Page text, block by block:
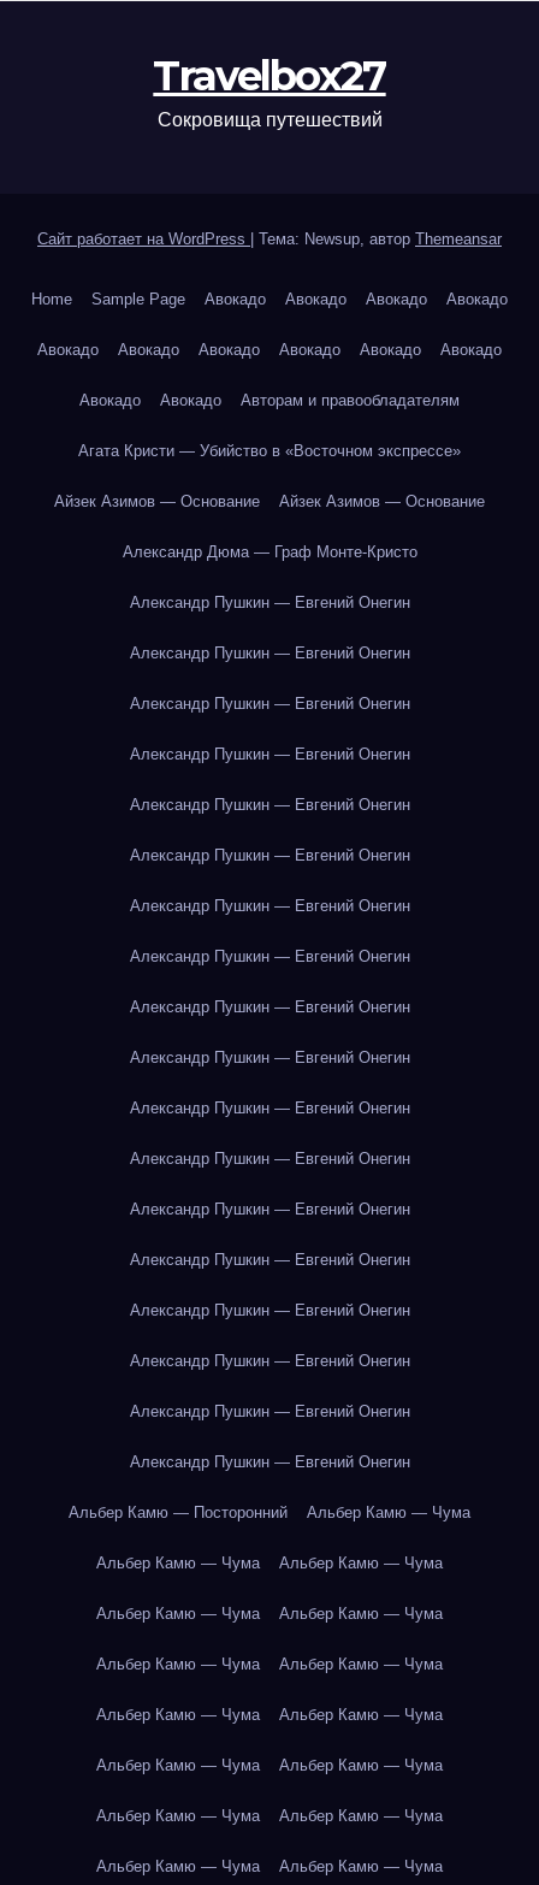
Travelbox27
Сокровища путешествий
Сайт работает на WordPress Тема: Newsup, автор Themeansar
Home Sample Page Авокадо Авокадо Авокадо Авокадо
Авокадо Авокадо Авокадо Авокадо Авокадо Авокадо
Авокадо Авокадо Авторам и правообладателям
Агата Кристи — Убийство в «Восточном экспрессе»
Айзек Азимов — Основание Айзек Азимов — Основание
Александр Дюма — Граф Монте-Кристо
Александр Пушкин — Евгений Онегин
Александр Пушкин — Евгений Онегин
Александр Пушкин — Евгений Онегин
Александр Пушкин — Евгений Онегин
Александр Пушкин — Евгений Онегин
Александр Пушкин — Евгений Онегин
Александр Пушкин — Евгений Онегин
Александр Пушкин — Евгений Онегин
Александр Пушкин — Евгений Онегин
Александр Пушкин — Евгений Онегин
Александр Пушкин — Евгений Онегин
Александр Пушкин — Евгений Онегин
Александр Пушкин — Евгений Онегин
Александр Пушкин — Евгений Онегин
Александр Пушкин — Евгений Онегин
Александр Пушкин — Евгений Онегин
Александр Пушкин — Евгений Онегин
Александр Пушкин — Евгений Онегин
Альбер Камю — Посторонний Альбер Камю — Чума
Альбер Камю — Чума Альбер Камю — Чума
Альбер Камю — Чума Альбер Камю — Чума
Альбер Камю — Чума Альбер Камю — Чума
Альбер Камю — Чума Альбер Камю — Чума
Альбер Камю — Чума Альбер Камю — Чума
Альбер Камю — Чума Альбер Камю — Чума
Альбер Камю — Чума Альбер Камю — Чума